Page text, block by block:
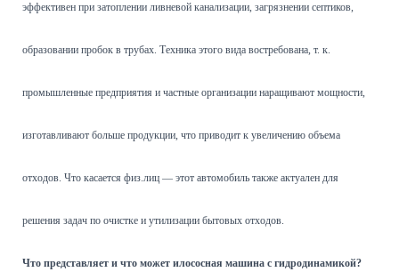
эффективен при затоплении ливневой канализации, загрязнении септиков,
образовании пробок в трубах. Техника этого вида востребована, т. к.
промышленные предприятия и частные организации наращивают мощности,
изготавливают больше продукции, что приводит к увеличению объема
отходов. Что касается физ.лиц — этот автомобиль также актуален для
решения задач по очистке и утилизации бытовых отходов.
Что представляет и что может илососная машина с гидродинамикой?